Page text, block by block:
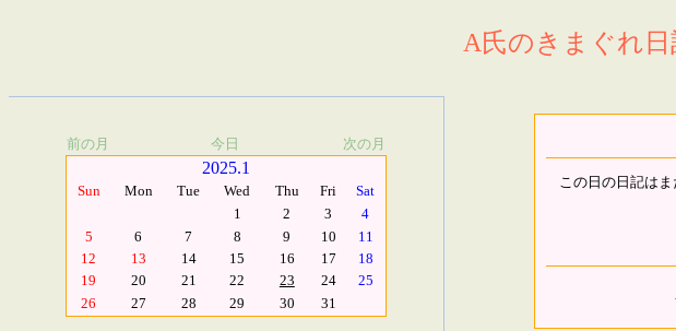
A氏のきまぐれ
前の月 今日 次の月
2025.1
Sun Mon Tue Wed Thu Fri
Sat
1
2 3
4
5
6 7 8 9 10
11
12
13 14 15 16 17
18
19
20 21 22 23 24
25
26
27 28 29 30 31
この日の日記はま